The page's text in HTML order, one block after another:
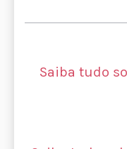
de
Saiba tudo